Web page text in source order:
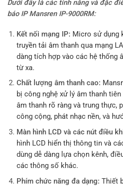
Dưới đây là các tính năng và đặc
báo IP Mansren IP-9000RM:
Kết nối mạng IP: Micro sử dụng
truyền tải âm thanh qua mạng
dàng tích hợp vào các hệ thống
từ xa.
Chất lượng âm thanh cao:
bị công nghệ xử lý âm thanh
âm thanh rõ ràng và trung thực,
công cộng, phát nhạc nền, và
Màn hình LCD và các nút điều
hình LCD hiển thị thông tin và
dùng dễ dàng lựa chọn kênh,
các thông số khác.
Phím chức năng đa dạng: Thiết